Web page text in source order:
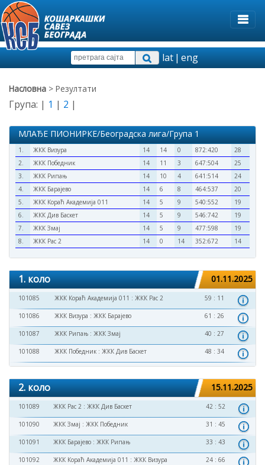
lat|eng
Насловна > Резултати
Група: | 1 | 2 |
МЛАЂЕ ПИОНИРКЕ/Београдска лига/Група 1
1. ЖКК Визура 14 14 0 872:420
28
2.
ЖКК Победник 14 11 3 647:504
25
3.
ЖКК Рипањ 14 10 4 641:514
24
4.
ЖКК Барајево 14 6 8 464:537
20
5.
ЖКК Кораћ Академија 011 14 5 9 540:552
19
6.
ЖКК Див Баскет 14 5 9 546:742
19
7.
ЖКК Змај 14 5 9 477:598
19
8.
ЖКК Рас 2 14 0 14 352:672 14
1. коло 01.11.2025
101085 ЖКК Кораћ Академија 011 : ЖКК Рас 2 59 : 11
101086 ЖКК Визура : ЖКК Барајево 61 : 26
101087 ЖКК Рипањ : ЖКК Змај 40 : 27
101088 ЖКК Победник : ЖКК Див Баскет 48 : 34
2. коло 15.11.2025
101089 ЖКК Рас 2 : ЖКК Див Баскет 42 : 52
101090 ЖКК Змај : ЖКК Победник 31 : 45
101091 ЖКК Барајево : ЖКК Рипањ 33 : 43
101092 ЖКК Кораћ Академија 011 : ЖКК Визура 24 : 66